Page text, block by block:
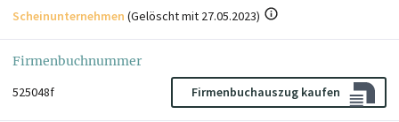
Scheinunternehmen (Gelöscht mit 27.05.2023)
Firmenbuchnummer
525048f
Firmenbuchauszug kaufen